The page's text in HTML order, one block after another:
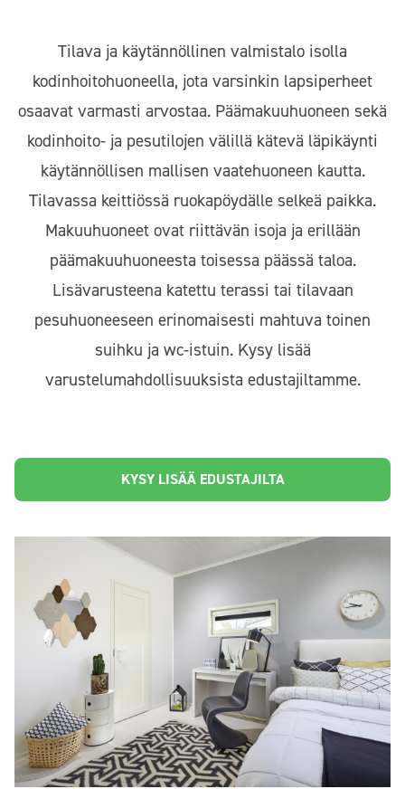
Tilava ja käytännöllinen valmistalo isolla
kodinhoitohuoneella, jota varsinkin lapsiperheet
osaavat varmasti arvostaa. Päämakuuhuoneen sekä
kodinhoito- ja pesutilojen välillä kätevä läpikäynti
käytännöllisen mallisen vaatehuoneen kautta.
Tilavassa keittiössä ruokapöydälle selkeä paikka.
Makuuhuoneet ovat riittävän isoja ja erillään
päämakuuhuoneesta toisessa päässä taloa.
Lisävarusteena katettu terassi tai tilavaan
pesuhuoneeseen erinomaisesti mahtuva toinen
suihku ja wc-istuin. Kysy lisää
varustelumahdollisuuksista edustajiltamme.
KYSY LISÄÄ EDUSTAJILTA